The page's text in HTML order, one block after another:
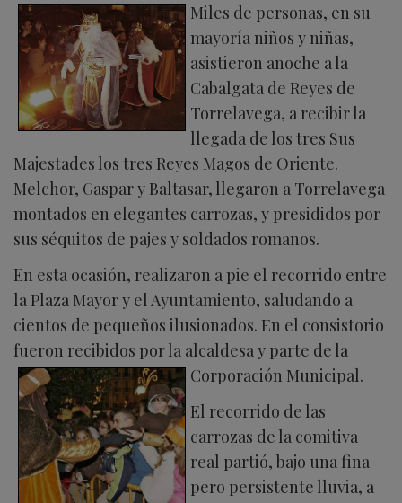
Miles de personas, en su
mayoría niños y niñas,
asistieron anoche a la
Cabalgata de Reyes de
Torrelavega, a recibir la
llegada de los tres Sus
Majestades los tres Reyes Magos de Oriente.
Melchor, Gaspar y Baltasar, llegaron a Torrelavega
montados en elegantes carrozas, y presididos por
sus séquitos de pajes y soldados romanos.
En esta ocasión, realizaron a pie el recorrido entre
la Plaza Mayor y el Ayuntamiento, saludando a
cientos de pequeños ilusionados. En el consistorio
fueron recibidos por la alcaldesa y parte de la
Corporación Municipal.
El recorrido de las
carrozas de la comitiva
real partió, bajo una fina
pero persistente lluvia, a